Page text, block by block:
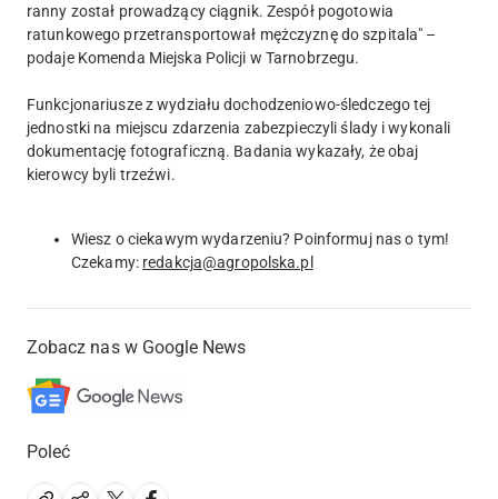
ranny został prowadzący ciągnik. Zespół pogotowia
ratunkowego przetransportował mężczyznę do szpitala" –
podaje Komenda Miejska Policji w Tarnobrzegu.
Funkcjonariusze z wydziału dochodzeniowo-śledczego tej
jednostki na miejscu zdarzenia zabezpieczyli ślady i wykonali
dokumentację fotograficzną. Badania wykazały, że obaj
kierowcy byli trzeźwi.
Wiesz o ciekawym wydarzeniu? Poinformuj nas o tym!
Czekamy: redakcja@agropolska.pl
Zobacz nas w Google News
Poleć